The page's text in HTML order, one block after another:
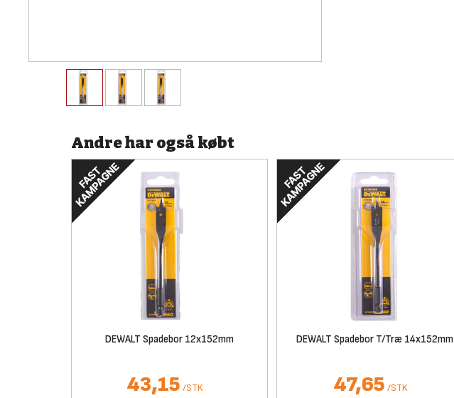
Andre har også købt
DEWALT Spadebor 12x152mm
43,15 /STK
DEWALT Spadebor T/Træ 14x152mm
47,65 /STK